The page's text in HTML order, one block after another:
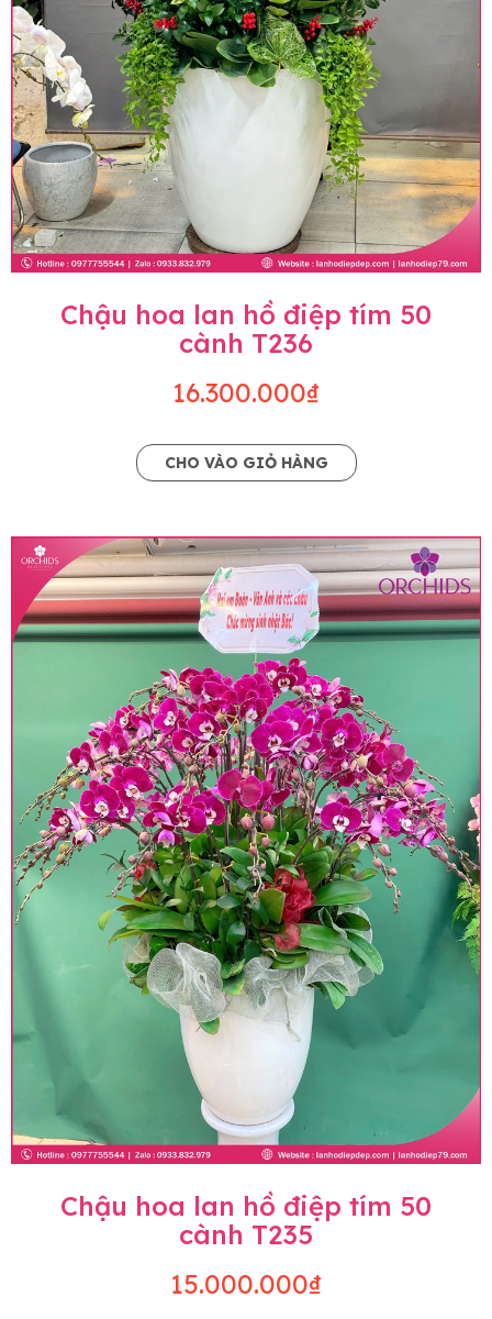
Chậu hoa lan hồ điệp tím 50
cành T236
16.300.000₫
CHO VÀO GIỎ HÀNG
Chậu hoa lan hồ điệp tím 50
cành T235
15.000.000₫